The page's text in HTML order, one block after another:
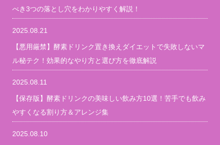
べき3つの落とし穴をわかりやすく解説！
2025.08.21
【悪用厳禁】酵素ドリンク置き換えダイエットで失敗しないマ
ル秘テク！効果的なやり方と選び方を徹底解説
2025.08.11
【保存版】酵素ドリンクの美味しい飲み方10選！苦手でも飲み
やすくなる割り方＆アレンジ集
2025.08.10